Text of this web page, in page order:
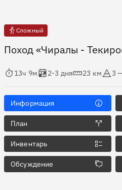
Сложный
Поход «Чиралы -
в пути
13ч 9м
Оценка в днях
2-3 дня
Дистанция
23 км
Абсолютная
3
Информация
План
Инвентарь
Обсуждение